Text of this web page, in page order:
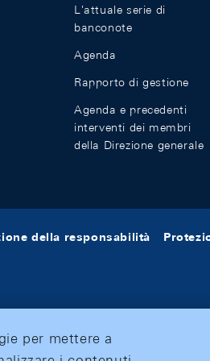
L'attuale serie di
banconote
Agenda
Rapporto di gestione
Agenda e precedenti
interventi dei membri
della Direzione generale
della responsabilità
per mettere a